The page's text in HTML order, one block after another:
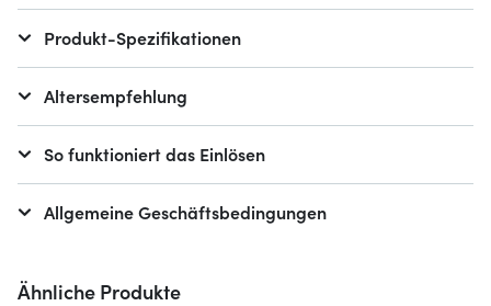
Ähnliche Produkte
Produkt-Spezifikationen
Altersempfehlung
So funktioniert das Einlösen
Allgemeine Geschäftsbedingungen